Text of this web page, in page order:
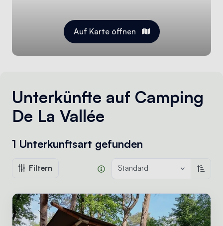
Auf Karte öffnen
Unterkünfte auf Camping
De La Vallée
1 Unterkunftsart gefunden
Filtern Standard